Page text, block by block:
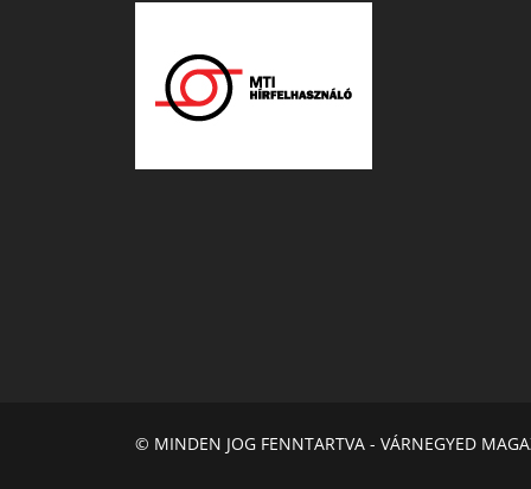
© MINDEN JOG FENNTARTVA - VÁRNEGYED